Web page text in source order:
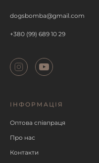
dogsbomba@gmail.com
+380 (99) 689 10 29
ІНФОРМАЦІЯ
Оптова співпраця
Про нас
Контакти